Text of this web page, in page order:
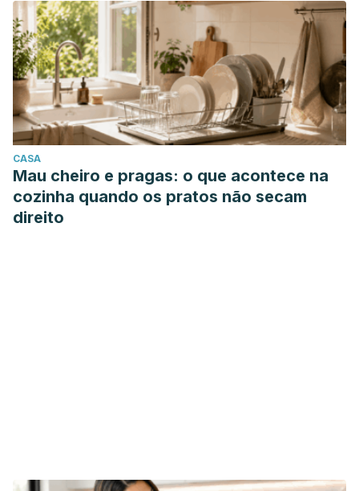
CASA
Mau cheiro e pragas: o que acontece na
cozinha quando os pratos não secam
direito